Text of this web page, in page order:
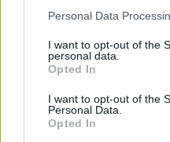
Personal Data
I want to opt-out of the
personal data.
Opted In
I want to opt-out of the
Personal Data.
Opted In
6.000 euro
2026-01-28
Bando Intelligenza
Camera di commercio
5.000 euro